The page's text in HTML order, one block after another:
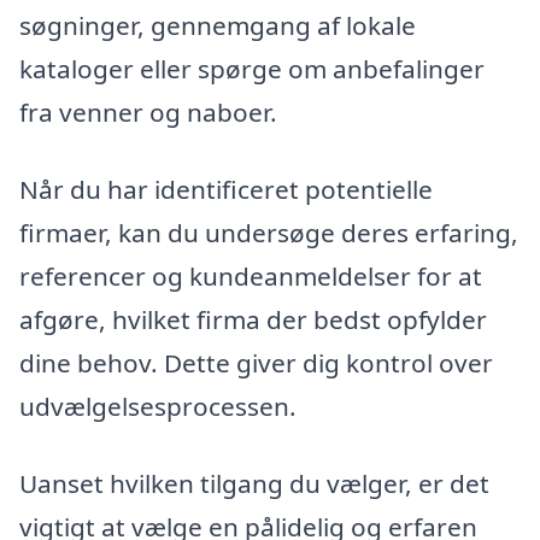
søgninger, gennemgang af lokale
kataloger eller spørge om anbefalinger
fra venner og naboer.
Når du har identificeret potentielle
firmaer, kan du undersøge deres erfaring,
referencer og kundeanmeldelser for at
afgøre, hvilket firma der bedst opfylder
dine behov. Dette giver dig kontrol over
udvælgelsesprocessen.
Uanset hvilken tilgang du vælger, er det
vigtigt at vælge en pålidelig og erfaren